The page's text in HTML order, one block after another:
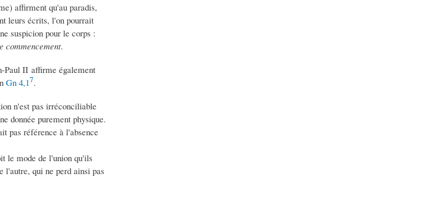
affirment qu'au paradis,
leurs écrits, l'on pourrait
suspicion pour le corps :
commencement.
Paul II affirme également
Gn 4,17.
n'est pas irréconciliable
donnée purement physique.
pas référence à l'absence
le mode de l'union qu'ils
l'autre, qui ne perd ainsi pas